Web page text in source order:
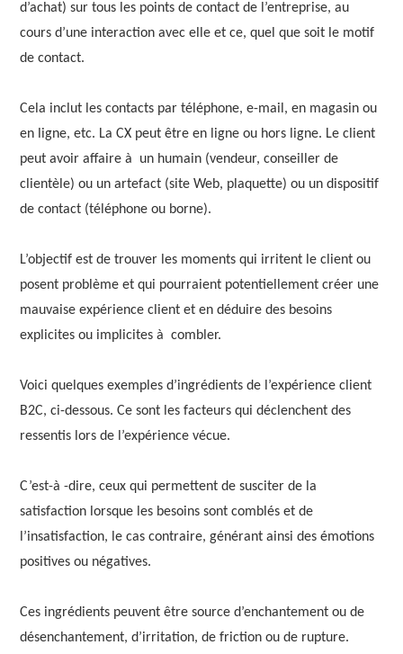
d’achat) sur tous les points de contact de l’entreprise, au
cours d’une interaction avec elle et ce, quel que soit le motif
de contact.
Cela inclut les contacts par téléphone, e-mail, en magasin ou
en ligne, etc. La CX peut être en ligne ou hors ligne. Le client
peut avoir affaire à un humain (vendeur, conseiller de
clientèle) ou un artefact (site Web, plaquette) ou un dispositif
de contact (téléphone ou borne).
L’objectif est de trouver les moments qui irritent le client ou
posent problème et qui pourraient potentiellement créer une
mauvaise expérience client et en déduire des besoins
explicites ou implicites à combler.
Voici quelques exemples d’ingrédients de l’expérience client
B2C, ci-dessous. Ce sont les facteurs qui déclenchent des
ressentis lors de l’expérience vécue.
C’est-à -dire, ceux qui permettent de susciter de la
satisfaction lorsque les besoins sont comblés et de
l’insatisfaction, le cas contraire, générant ainsi des émotions
positives ou négatives.
Ces ingrédients peuvent être source d’enchantement ou de
désenchantement, d’irritation, de friction ou de rupture.